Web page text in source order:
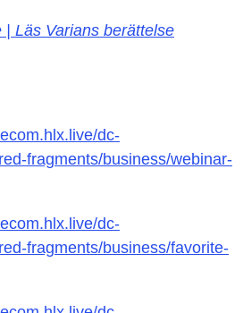
Läs Varians berättelse
dc-
fragments/business/webinar-
dc-
fragments/business/favorite-